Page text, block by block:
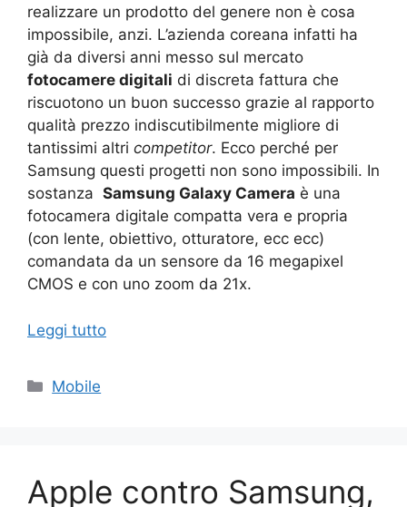
realizzare un prodotto del genere non è cosa
impossibile, anzi. L’azienda coreana infatti ha
già da diversi anni messo sul mercato
fotocamere digitali di discreta fattura che
riscuotono un buon successo grazie al rapporto
qualità prezzo indiscutibilmente migliore di
tantissimi altri competitor. Ecco perché per
Samsung questi progetti non sono impossibili. In
sostanza Samsung Galaxy Camera è una
fotocamera digitale compatta vera e propria
(con lente, obiettivo, otturatore, ecc ecc)
comandata da un sensore da 16 megapixel
CMOS e con uno zoom da 21x.
Leggi tutto
Categorie
Mobile
Apple contro Samsung,